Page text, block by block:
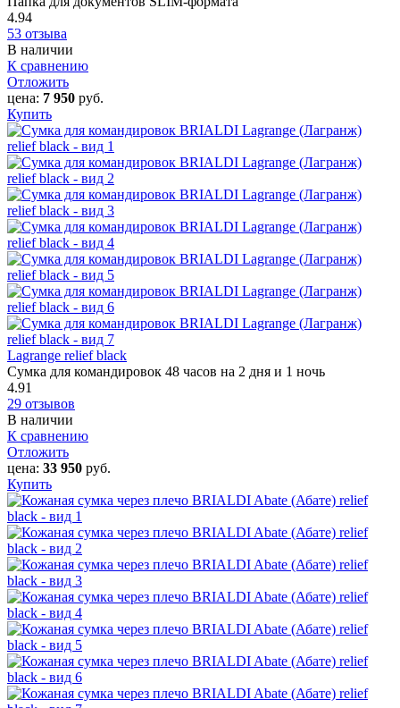
4.94
53 отзыва
В наличии
К сравнению
Отложить
цена: 7 950 руб.
Купить
Lagrange relief black
Сумка для командировок 48 часов на 2 дня и 1 ночь
4.91
29 отзывов
В наличии
К сравнению
Отложить
цена: 33 950 руб.
Купить